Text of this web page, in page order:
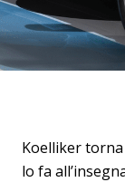
Koelliker
lo fa